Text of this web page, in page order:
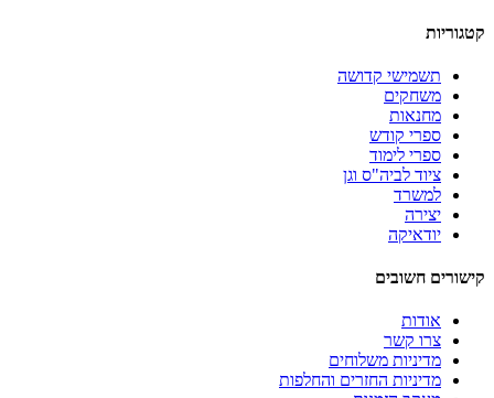
קטגוריות
תשמישי קדושה
משחקים
מחנאות
ספרי קודש
ספרי לימוד
ציוד לביה"ס וגן
למשרד
יצירה
יודאיקה
קישורים חשובים
אודות
צרו קשר
מדיניות משלוחים
מדיניות החזרים והחלפות